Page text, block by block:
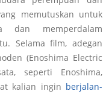
memutuskan untuk
dan memperdalam
Selama film, adegan
(Enoshima Electric
seperti Enoshima,
kalian ingin berjalan-